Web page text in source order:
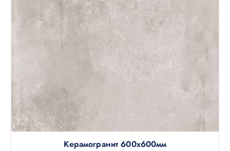
Керамогранит 600х600мм